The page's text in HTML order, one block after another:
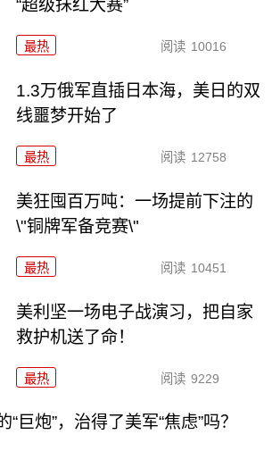
“超级抹红大赛”
最热 阅读 10016
1.3万俄军直插日本海，美日的双
线噩梦开始了
最热 阅读 12758
美狂囤百万吨：一场提前下注的
\"铜牌军备竞赛\"
最热 阅读 10451
美利坚一场电子战演习，把自家
救护机送了命！
最热 阅读 9229
巨炮”，治得了美军“焦虑”吗？